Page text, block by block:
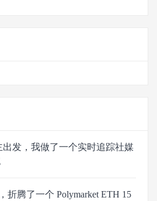
发，我做了一个实时追踪社媒
折腾了一个 Polymarket ETH 15